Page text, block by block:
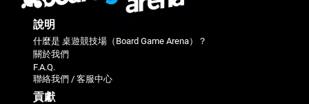
說明
什麼是 桌遊競技場（Board Game Arena）？
關於我們
F.A.Q.
聯絡我們 / 客服中心
貢獻